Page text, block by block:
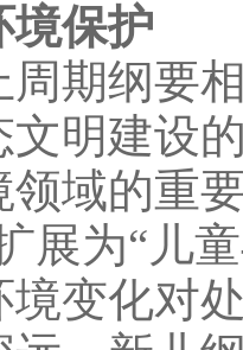
境保护
纲要相
文明建设
领域的重
展为“儿
境变化对